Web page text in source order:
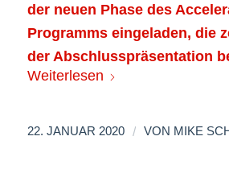
der neuen Phase des
Programms eingeladen, die
der Abschlusspräsentation
Weiterlesen
22. JANUAR 2020 / VON MIKE